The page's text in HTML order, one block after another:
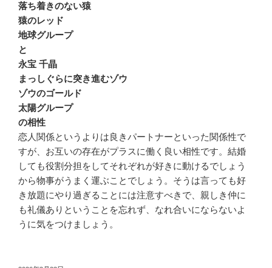
落ち着きのない猿
猿のレッド
地球グループ
と
永宝 千晶
まっしぐらに突き進むゾウ
ゾウのゴールド
太陽グループ
の相性
恋人関係というよりは良きパートナーといった関係性で
すが、お互いの存在がプラスに働く良い相性です。結婚
しても役割分担をしてそれぞれが好きに動けるでしょう
から物事がうまく運ぶことでしょう。そうは言っても好
き放題にやり過ぎることには注意すべきで、親しき仲に
も礼儀ありということを忘れず、なれ合いにならないよ
うに気をつけましょう。